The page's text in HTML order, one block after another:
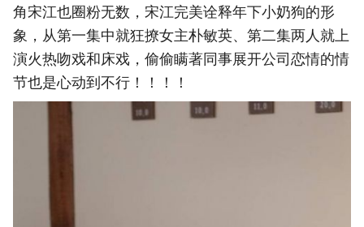
角宋江也圈粉无数，宋江完美诠释年下小奶狗的形
象，从第一集中就狂撩女主朴敏英、第二集两人就上
演火热吻戏和床戏，偷偷瞒著同事展开公司恋情的情
节也是心动到不行！！！！